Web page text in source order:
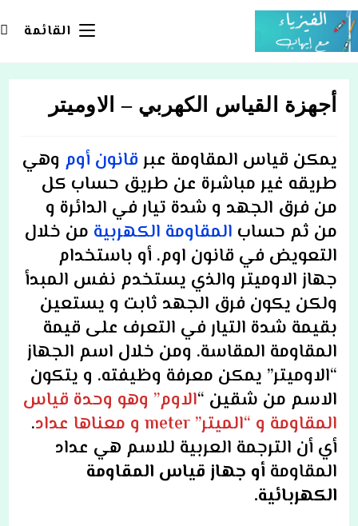
Skip
to
content
القائمة
أجهزة القياس الكهربي – الاوميتر
يمكن قياس المقاومة عبر قانون أوم وهي
طريقه غير مباشرة عن طريق حساب كل
من فرق الجهد و شدة تيار في الدائرة و
من ثم حساب المقاومة الكهربية من خلال
التعويض في قانون اوم. أو باستخدام
جهاز الاوميتر والذي يستخدم نفس المبدأ
ولكن يكون فرق الجهد ثابت و يستعين
بقيمة شدة التيار في التعرف على قيمة
المقاومة المقاسة. ومن خلال اسم الجهاز
“الاوميتر” يمكن معرفة وظيفته. و يتكون
الاسم من شقين “الاوم” وهو وحدة قياس
المقاومة و “الميتر” meter و معناها عداد
.
أي أن الترجمة العربية للاسم هي عداد
المقاومة أو جهاز قياس المقاومة
الكهربائية.